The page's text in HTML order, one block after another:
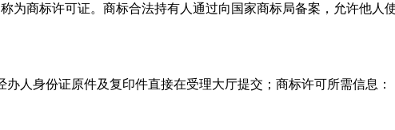
为商标许可证。商标合法持有人通过向国家商标局备案，允许他
人身份证原件及复印件直接在受理大厅提交；商标许可所需信息：